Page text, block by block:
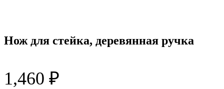
Нож для стейка, деревянная ручка
1,460 ₽